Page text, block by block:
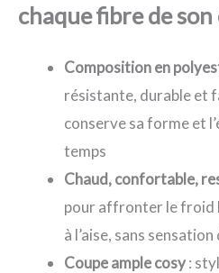
chaque fibre de
Composition en
résistante, durable et
conserve sa forme et
temps
Chaud, confortable,
pour affronter le froid
à l’aise, sans
Coupe ample cosy: